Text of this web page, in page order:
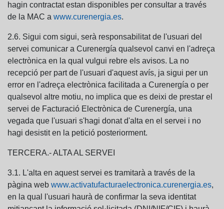
hagin contractat estan disponibles per consultar a través
de la MAC a www.curenergia.es.
2.6. Sigui com sigui, serà responsabilitat de l'usuari del
servei comunicar a Curenergía qualsevol canvi en l'adreça
electrònica en la qual vulgui rebre els avisos. La no
recepció per part de l'usuari d'aquest avís, ja sigui per un
error en l'adreça electrònica facilitada a Curenergía o per
qualsevol altre motiu, no implica que es deixi de prestar el
servei de Facturació Electrònica de Curenergía, una
vegada que l'usuari s'hagi donat d'alta en el servei i no
hagi desistit en la petició posteriorment.
TERCERA.- ALTA AL SERVEI
3.1. L'alta en aquest servei es tramitarà a través de la
pàgina web www.activatufacturaelectronica.curenergia.es,
en la qual l'usuari haurà de confirmar la seva identitat